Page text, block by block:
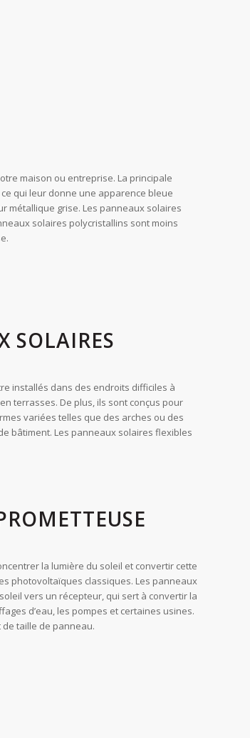
maison ou entreprise. La principale
qui leur donne une apparence bleue
métallique grise. Les panneaux solaires
solaires polycristallins sont moins
SOLAIRES
installés dans des endroits difficiles à
terrasses. De plus, ils sont conçus pour
variées telles que des arches ou des
bâtiment. Les panneaux solaires flexibles
la lumière du soleil et convertir cette
photovoltaïques classiques. Les panneaux
vers un récepteur, qui sert à convertir la
d’eau, les pompes et certaines usines.
taille de panneau.